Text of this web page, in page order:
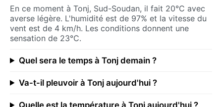
En ce moment à Tonj, Sud-Soudan, il fait 20°C avec
averse légère. L'humidité est de 97% et la vitesse du
vent est de 4 km/h. Les conditions donnent une
sensation de 23°C.
Quel sera le temps à Tonj demain ?
Va-t-il pleuvoir à Tonj aujourd'hui ?
Quelle est la température à Tonj aujourd'hui ?